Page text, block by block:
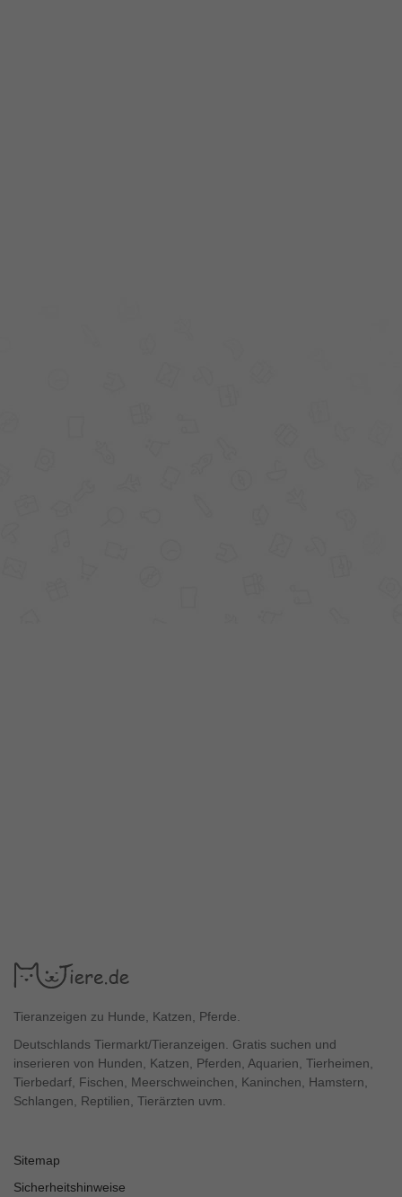
Tieranzeigen zu Hunde, Katzen, Pferde.
Deutschlands Tiermarkt/Tieranzeigen. Gratis suchen und
inserieren von Hunden, Katzen, Pferden, Aquarien, Tierheimen,
Tierbedarf, Fischen, Meerschweinchen, Kaninchen, Hamstern,
Schlangen, Reptilien, Tierärzten uvm.
Sitemap
Sicherheitshinweise